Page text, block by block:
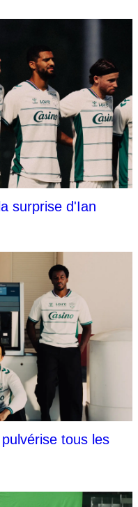
surprise d'Ian
tous les